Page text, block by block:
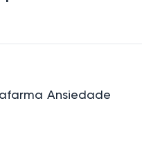
Ansiedade